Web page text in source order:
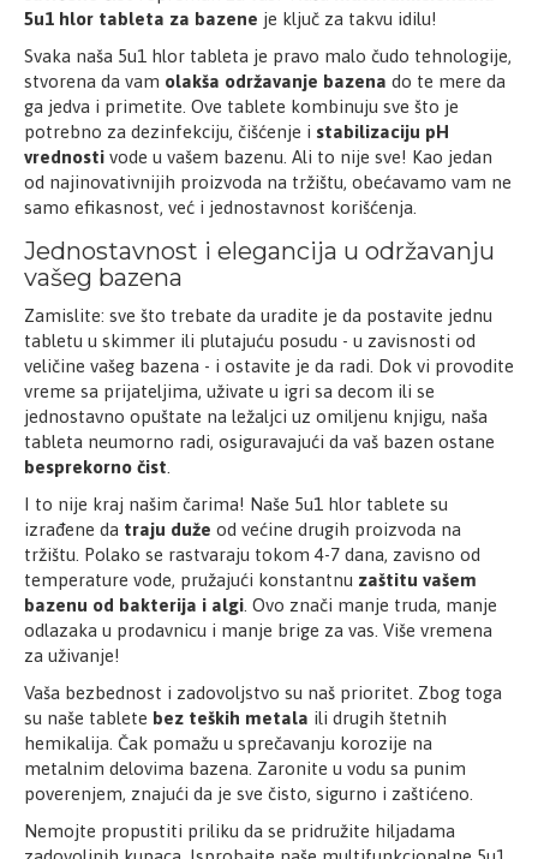
10m³ (3-5 dana). Štiti kupače od zaraznih bolesti -
SASTAV:
-Trihloroisocijanurat kiselina (900 gr/kg) CAS: 87-90-1
-Bakar sulfat
-Aluminijum sulfat
-ostalo
Podesimo pH vode u bazenu između 7,2-7,6. Ako je
potrebno izvršimo šok tretman vode pomoću Sani-
granulata i to 100-150 grama granulata na 10 m3 vode.
U plastičnu šupljikavu posudu (skimer) stavimo 2
tablete od 20 grama Multi tablete 5 u 1 na 10 m3 vode.
zaštićen od bakterija i virusa. Ako je temperatura vode
veća od 25 stepeni doći će do bržeg rastvaranja tablet
2-4 dana. Kada se tablete potroše stavite druge.
Proveravati koncentraciju hlora u bazenu minimalno 2
puta nedeljno pomoću KOMPARATORA (POOL TESTER)
i održavati ga u granicama od 0,3-1,5 mg/lit (ppm).
5u1 hlor tableta za bazene je ključ za takvu idilu!
Svaka naša 5u1 hlor tableta je pravo malo čudo tehnologije,
stvorena da vam olakša održavanje bazena do te mere da
ga jedva i primetite. Ove tablete kombinuju sve što je
potrebno za dezinfekciju, čišćenje i stabilizaciju pH
vrednosti vode u vašem bazenu. Ali to nije sve! Kao jedan
od najinovativnijih proizvoda na tržištu, obećavamo vam ne
samo efikasnost, već i jednostavnost korišćenja.
Jednostavnost i elegancija u održavanju
vašeg bazena
Zamislite: sve što trebate da uradite je da postavite jednu
tabletu u skimmer ili plutajuću posudu - u zavisnosti od
veličine vašeg bazena - i ostavite je da radi. Dok vi provodite
vreme sa prijateljima, uživate u igri sa decom ili se
jednostavno opuštate na ležaljci uz omiljenu knjigu, naša
tableta neumorno radi, osiguravajući da vaš bazen ostane
besprekorno čist
I to nije kraj našim čarima! Naše 5u1 hlor tablete su
izrađene da traju duže od većine drugih proizvoda na
tržištu. Polako se rastvaraju tokom 4-7 dana, zavisno od
temperature vode, pružajući konstantnu zaštitu vašem
bazenu od bakterija i algi . Ovo znači manje truda, manje
odlazaka u prodavnicu i manje brige za vas. Više vremena
za uživanje!
Vaša bezbednost i zadovoljstvo su naš prioritet. Zbog toga
su naše tablete bez teških metala ili drugih štetnih
hemikalija. Čak pomažu u sprečavanju korozije na
metalnim delovima bazena. Zaronite u vodu sa punim
poverenjem, znajući da je sve čisto, sigurno i zaštićeno.
Nemojte propustiti priliku da se pridružite hiljadama